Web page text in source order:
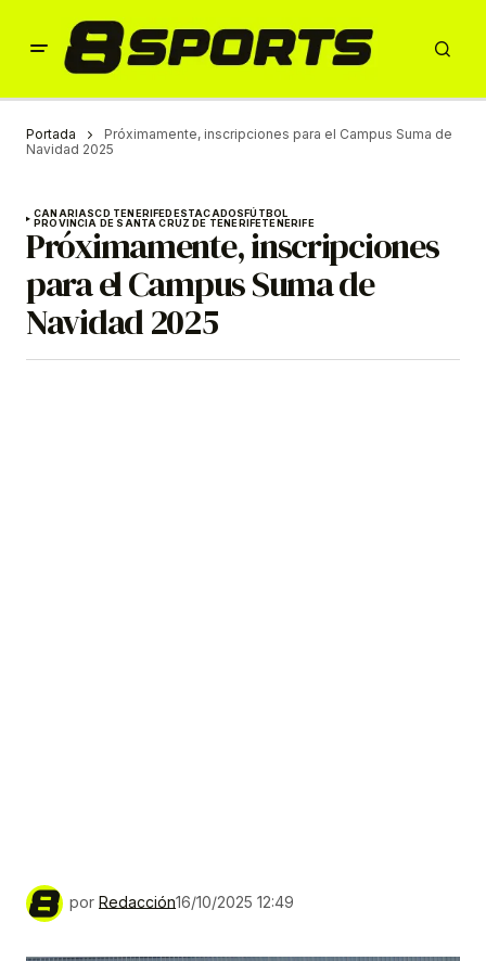
Portada
Próximamente, inscripciones para el Campus Suma de
Navidad 2025
CANARIASCD TENERIFEDESTACADOSFÚTBOL
PROVINCIA DE SANTA CRUZ DE TENERIFETENERIFE
Próximamente, inscripciones
para el Campus Suma de
Navidad 2025
por Redacción16/10/2025 12:49